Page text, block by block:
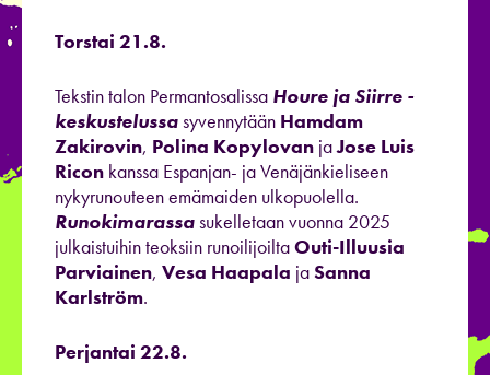
Torstai 21.8.
Tekstin talon Permantosalissa Houre ja Siirre -
keskustelussasyvennytään Hamdam
Zakirovin, Polina Kopylovan jaJose Luis
Ricon kanssa Espanjan- ja Venäjänkieliseen
nykyrunouteen emämaiden ulkopuolella.
Runokimarassasukelletaan vuonna 2025
julkaistuihin teoksiin runoilijoiltaOuti-Illuusia
Parviainen, Vesa Haapala jaSanna
Karlström.
Perjantai 22.8.